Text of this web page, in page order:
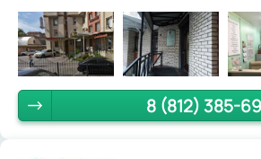
8 (812) 385-